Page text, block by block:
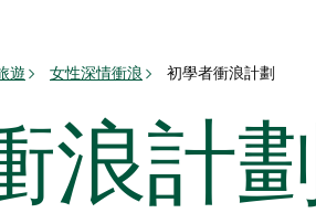
遊 女性深情衝浪 初學者衝浪計劃
浪計劃